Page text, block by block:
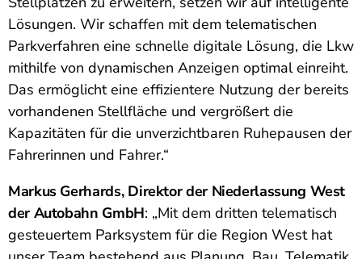
Lösungen. Wir schaffen mit dem telematischen
Parkverfahren eine schnelle digitale Lösung, die Lkw
mithilfe von dynamischen Anzeigen optimal einreiht.
Das ermöglicht eine effizientere Nutzung der bereits
vorhandenen Stellfläche und vergrößert die
Kapazitäten für die unverzichtbaren Ruhepausen der
Fahrerinnen und Fahrer.“
Markus Gerhards, Direktor der Niederlassung West
der Autobahn GmbH: „Mit dem dritten telematisch
gesteuertem Parksystem für die Region West hat